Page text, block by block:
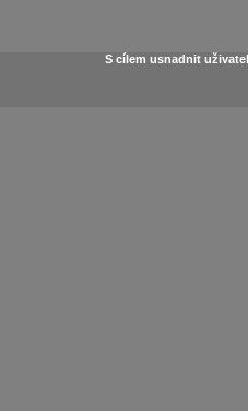
S cílem usnadnit